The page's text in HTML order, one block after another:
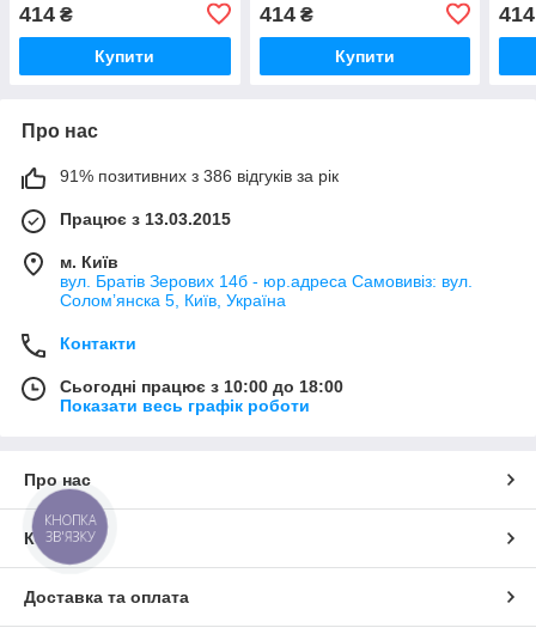
414 ₴
Купити
414₴
Купити
414
Про нас
91% позитивних з 386 відгуків за рік
Працює з 13.03.2015
м. Київ
вул. Братів Зерових 14б - юр.адреса Самовивіз: вул.
Соломʼянска 5, Київ, Україна
Контакти
Сьогодні працює з 10:00 до 18:00
Показати весь графік роботи
Про нас
Контакти
Доставка та оплата
КНОПКА
ЗВ'ЯЗКУ